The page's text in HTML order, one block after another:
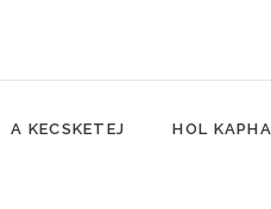
A KECSKETEJ HOL